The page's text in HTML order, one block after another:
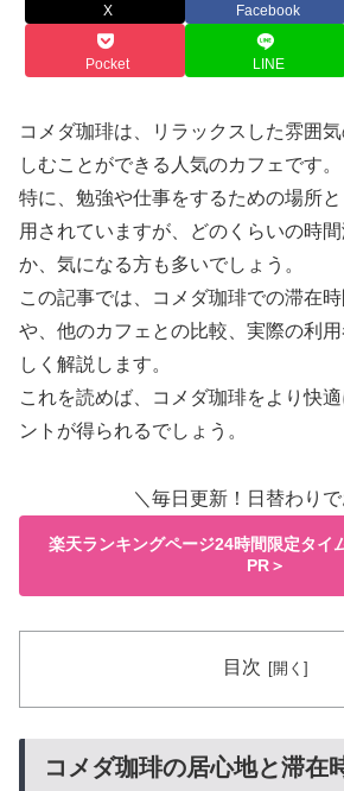
X Facebook
Pocket LINE
コメダ珈琲は、リラックスした雰囲
しむことができる人気のカフェです。
特に、勉強や仕事をするための場所
用されていますが、どのくらいの時
か、気になる方も多いでしょう。
この記事では、コメダ珈琲での滞在
や、他のカフェとの比較、実際の利
しく解説します。
これを読めば、コメダ珈琲をより快
ントが得られるでしょう。
＼毎日更新！日替わり
楽天ランキングページ24時間限定タイ
PR＞
目次
コメダ珈琲の居心地と滞在